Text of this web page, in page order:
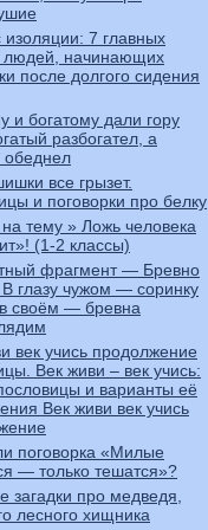
изоляции: 7 главных
людей, начинающих
после долгого сидения
и богатому дали гору
разбогател, а
все грызет.
и поговорки про белку
тему » Ложь человека
(1-2 классы)
фрагмент — Бревно
В глазу чужом — соринку
своём — бревна
век учись продолжение
Век живи – век учись:
и варианты её
Век живи век учись
поговорка «Милые
— только тешатся»?
загадки про медведя,
лесного хищника